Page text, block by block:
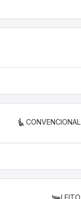
CONVENCIONAL
LEITO